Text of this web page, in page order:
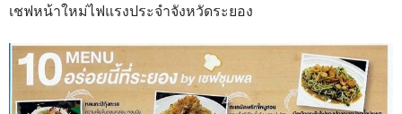
เชฟหน้าใหม่ไฟแรงประจำจังหวัดระยอง